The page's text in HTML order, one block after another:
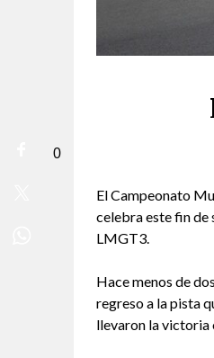
0
El Campeonato
celebra este fin de
LMGT3.
Hace menos de
regreso a la pista
llevaron la victoria